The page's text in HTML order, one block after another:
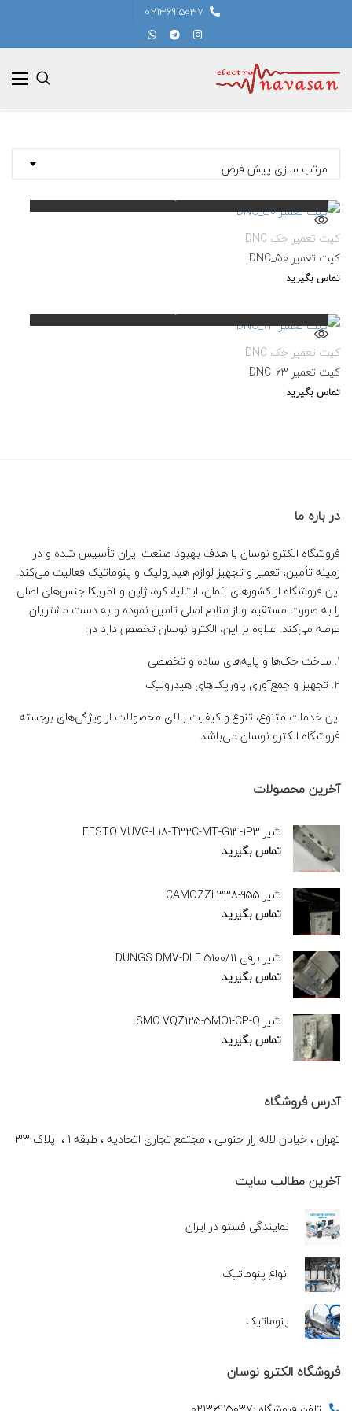
02136915037
مرتب سازی پیش فرض
کیت تعمیر جک DNC
کیت تعمیر DNC_50
تماس بگیرید
کیت تعمیر جک DNC
کیت تعمیر DNC_63
تماس بگیرید
در باره ما
فروشگاه الکترو نوسان با هدف بهبود صنعت ایران تأسیس شده و در
زمینه تأمین، تعمیر و تجهیز لوازم هیدرولیک و پنوماتیک فعالیت می‌کند.
این فروشگاه از کشورهای آلمان، ایتالیا، کره، ژاپن و آمریکا جنس‌های اصلی
را به صورت مستقیم و از منابع اصلی تامین نموده و به دست مشتریان
عرضه می‌کند. علاوه بر این، الکترو نوسان تخصص دارد در:
ساخت جک‌ها و پایه‌های ساده و تخصصی
تجهیز و جمع‌آوری پاورپک‌های هیدرولیک
این خدمات متنوع، تنوع و کیفیت بالای محصولات از ویژگی‌های برجسته
فروشگاه الکترو نوسان می‌باشد
آخرین محصولات
شیر FESTO VUVG-L18-T32C-MT-G14-1P3
تماس بگیرید
شیر CAMOZZI 338-955
تماس بگیرید
شیر برقی DUNGS DMV-DLE 5100/11
تماس بگیرید
شیر SMC VQZ125-5MO1-CP-Q
تماس بگیرید
آدرس فروشگاه
تهران ، خیابان لاله زار جنوبی ، مجتمع تجاری اتحادیه ، طبقه 1 ، پلاک 33
آخرین مطالب سایت
نمایندگی فستو در ایران
انواع پنوماتیک
پنوماتیک
فروشگاه الکترو نوسان